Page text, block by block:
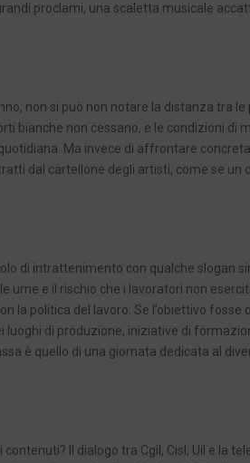
proclami, una scaletta musicale
non si può non notare la distanza tra le
bianche non cessano, e le condizioni di
Ma invece di affrontare
dal cartellone degli artisti, come se un
di intrattenimento con qualche slogan
urne e il rischio che i lavoratori non
la politica del lavoro. Se l’obiettivo fosse
luoghi di produzione, iniziative di
è quello di una giornata dedicata al
Il dialogo tra Cgil, Cisl, Uil e la